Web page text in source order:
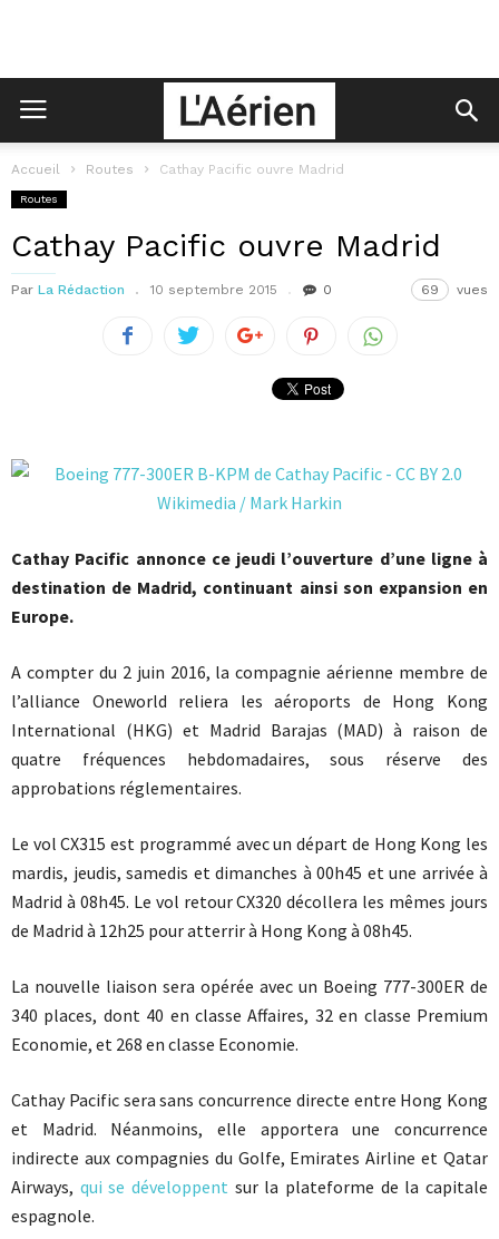
Accueil Routes Cathay Pacific ouvre Madrid
Routes
Cathay Pacific ouvre Madrid
Par La Rédaction 10 septembre 2015 0 69 vues
Cathay Pacific annonce ce jeudi l’ouverture d’une ligne à
destination de Madrid, continuant ainsi son expansion en
Europe.
A compter du 2 juin 2016, la compagnie aérienne membre de
l’alliance Oneworld reliera les aéroports de Hong Kong
International (HKG) et Madrid Barajas (MAD) à raison de
quatre fréquences hebdomadaires, sous réserve des
approbations réglementaires.
Le vol CX315 est programmé avec un départ de Hong Kong les
mardis, jeudis, samedis et dimanches à 00h45 et une arrivée à
Madrid à 08h45. Le vol retour CX320 décollera les mêmes jours
de Madrid à 12h25 pour atterrir à Hong Kong à 08h45.
La nouvelle liaison sera opérée avec un Boeing 777-300ER de
340 places, dont 40 en classe Affaires, 32 en classe Premium
Economie, et 268 en classe Economie.
Cathay Pacific sera sans concurrence directe entre Hong Kong
et Madrid. Néanmoins, elle apportera une concurrence
indirecte aux compagnies du Golfe, Emirates Airline et Qatar
Airways, qui se développent sur la plateforme de la capitale
espagnole.